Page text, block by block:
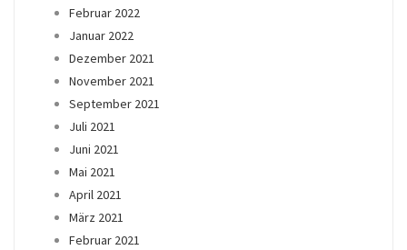
Februar 2022
Januar 2022
Dezember 2021
November 2021
September 2021
Juli 2021
Juni 2021
Mai 2021
April 2021
März 2021
Februar 2021